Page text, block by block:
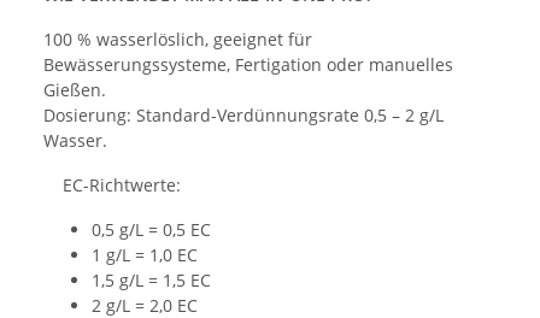
100 % wasserlöslich, geeignet für
Bewässerungssysteme, Fertigation oder manuelles
Gießen.
Dosierung: Standard-Verdünnungsrate 0,5 – 2 g/L
Wasser.
EC-Richtwerte:
0,5 g/L = 0,5 EC
1 g/L = 1,0 EC
1,5 g/L = 1,5 EC
2 g/L = 2,0 EC